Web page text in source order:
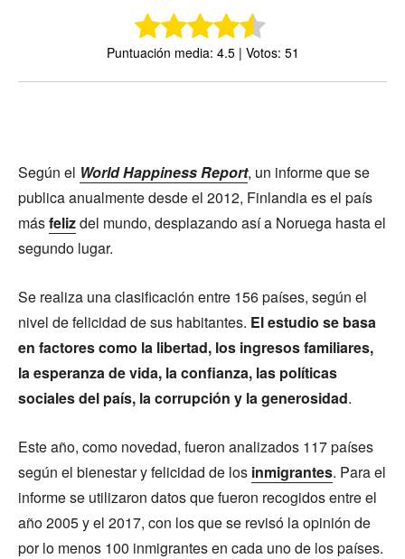
Puntuación media: 4.5 | Votos: 51
Según el World Happiness Report, un informe que se
publica anualmente desde el 2012, Finlandia es el país
másfelizdel mundo, desplazando así a Noruega hasta el
segundo lugar.
Se realiza una clasificación entre 156 países, según el
nivel de felicidad de sus habitantes. El estudio se basa
en factores como la libertad, los ingresos familiares,
la esperanza de vida, la confianza, las políticas
sociales del país, la corrupción y la generosidad.
Este año, como novedad, fueron analizados 117 países
según el bienestar y felicidad de los inmigrantes. Para el
informe se utilizaron datos que fueron recogidos entre el
año 2005 y el 2017, con los que se revisó la opinión de
por lo menos 100 inmigrantes en cada uno de los países.